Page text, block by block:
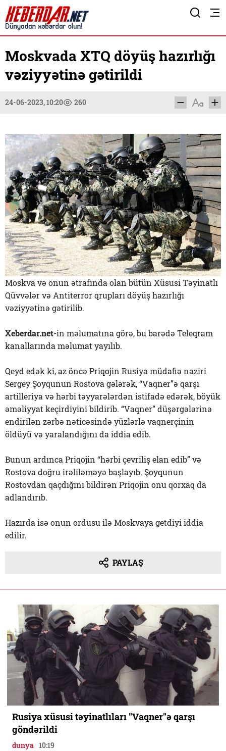
Moskvada XTQ döyüş hazırlığı
vəziyyətinə gətirildi
24-06-2023, 10:20 260
Moskva və onun ətrafında olan bütün Xüsusi Təyinatlı
Qüvvələr və Antiterror qrupları döyüş hazırlığı
vəziyyətinə gətirilib.
Xeberdar.net-in məlumatına görə, bu barədə Teleqram
kanallarında məlumat yayılıb.
Qeyd edək ki, az öncə Priqojin Rusiya müdafiə naziri
Sergey Şoyqunun Rostova gələrək, “Vaqner”ə qarşı
artilleriya və hərbi təyyarələrdən istifadə edərək, böyük
əməliyyat keçirdiyini bildirib. “Vaqner” düşərgələrinə
endirilən zərbə nəticəsində yüzlərlə vaqnerçinin
öldüyü və yaralandığını da iddia edib.
Bunun ardınca Priqojin “hərbi çevriliş elan edib” və
Rostova doğru irəliləməyə başlayıb. Şoyqunun
Rostovdan qaçdığını bildirən Priqojin onu qorxaq da
adlandırıb.
Hazırda isə onun ordusu ilə Moskvaya getdiyi iddia
edilir.
PAYLAŞ
Rusiya xüsusi təyinatlıları "Vaqner"ə qarşı
göndərildi
dunya 10:19